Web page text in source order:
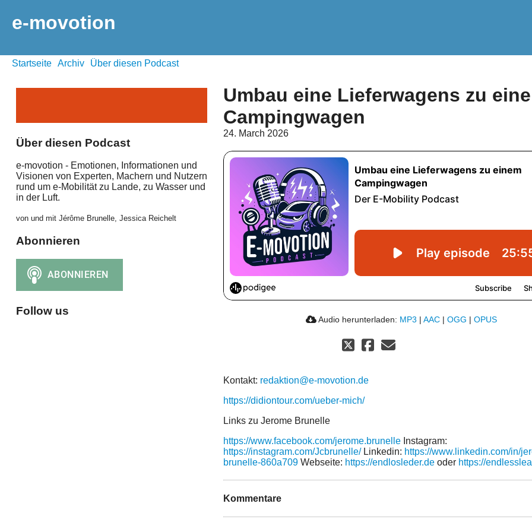
e-movotion
Startseite Archiv Über diesen Podcast
Über diesen Podcast
e-movotion - Emotionen, Informationen und
Visionen von Experten, Machern und Nutzern
rund um e-Mobilität zu Lande, zu Wasser und
in der Luft.
von und mit Jérôme Brunelle, Jessica Reichelt
Abonnieren
Follow us
Umbau eine Lieferwagens zu
Campingwagen
24. March 2026
Audio herunterladen: MP3 |AAC |OGG |OPUS
Kontakt: redaktion@e-movotion.de
https://didiontour.com/ueber-mich/
Links zu Jerome Brunelle
https://www.facebook.com/jerome.brunelle Instagram:
https://instagram.com/Jcbrunelle/Linkedin: https://www.linkedin.com/in/
brunelle-860a709 Webseite: https://endlosleder.de oder https://
Kommentare